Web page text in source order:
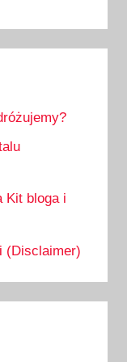
Kit bloga i
(Disclaimer)